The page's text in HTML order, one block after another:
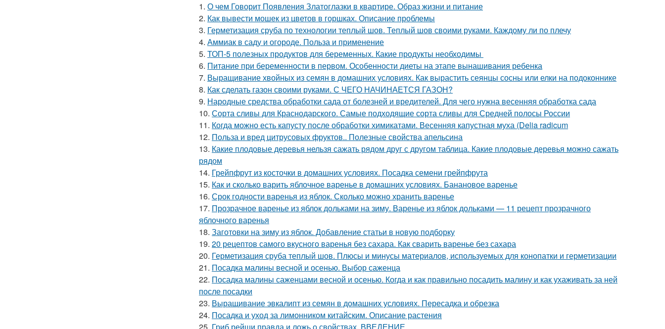
1. О чем Говорит Появления Златоглазки в квартире. Образ жизни и питание
2. Как вывести мошек из цветов в горшках. Описание проблемы
3. Герметизация сруба по технологии теплый шов. Теплый шов своими руками. Каждому ли по плечу
4. Аммиак в саду и огороде. Польза и применение
5. ТОП-5 полезных продуктов для беременных. Какие продукты необходимы
6. Питание при беременности в первом. Особенности диеты на этапе вынашивания ребенка
7. Выращивание хвойных из семян в домашних условиях. Как вырастить сеянцы сосны или елки на подоконнике
8. Как сделать газон своими руками. С ЧЕГО НАЧИНАЕТСЯ ГАЗОН?
9. Народные средства обработки сада от болезней и вредителей. Для чего нужна весенняя обработка сада
10. Сорта сливы для Краснодарского. Самые подходящие сорта сливы для Средней полосы России
11. Когда можно есть капусту после обработки химикатами. Весенняя капустная муха (Delia radicum
12. Польза и вред цитрусовых фруктов.. Полезные свойства апельсина
13. Какие плодовые деревья нельзя сажать рядом друг с другом таблица. Какие плодовые деревья можно сажать
рядом
14. Грейпфрут из косточки в домашних условиях. Посадка семени грейпфрута
15. Как и сколько варить яблочное варенье в домашних условиях. Банановое варенье
16. Срок годности варенья из яблок. Сколько можно хранить варенье
17. Прозрачное варенье из яблок дольками на зиму. Варенье из яблок дольками — 11 рецепт прозрачного
яблочного варенья
18. Заготовки на зиму из яблок. Добавление статьи в новую подборку
19. 20 рецептов самого вкусного варенья без сахара. Как сварить варенье без сахара
20. Герметизация сруба теплый шов. Плюсы и минусы материалов, используемых для конопатки и герметизации
21. Посадка малины весной и осенью. Выбор саженца
22. Посадка малины саженцами весной и осенью. Когда и как правильно посадить малину и как ухаживать за ней
после посадки
23. Выращивание эвкалипт из семян в домашних условиях. Пересадка и обрезка
24. Посадка и уход за лимонником китайским. Описание растения